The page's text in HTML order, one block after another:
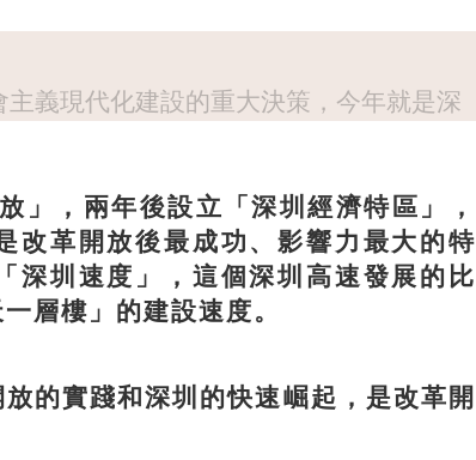
義現代化建設的重大決策，今年就是深
，兩年後設立「深圳經濟特區」，
改革開放後最成功、影響力最大的特
深圳速度」，這個深圳高速發展的比
層樓」的建設速度。
實踐和深圳的快速崛起，是改革開